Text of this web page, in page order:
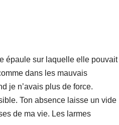
épaule sur laquelle elle pouvait
dans les mauvais
je n’avais plus de force.
Ton absence laisse un vide
de ma vie. Les larmes